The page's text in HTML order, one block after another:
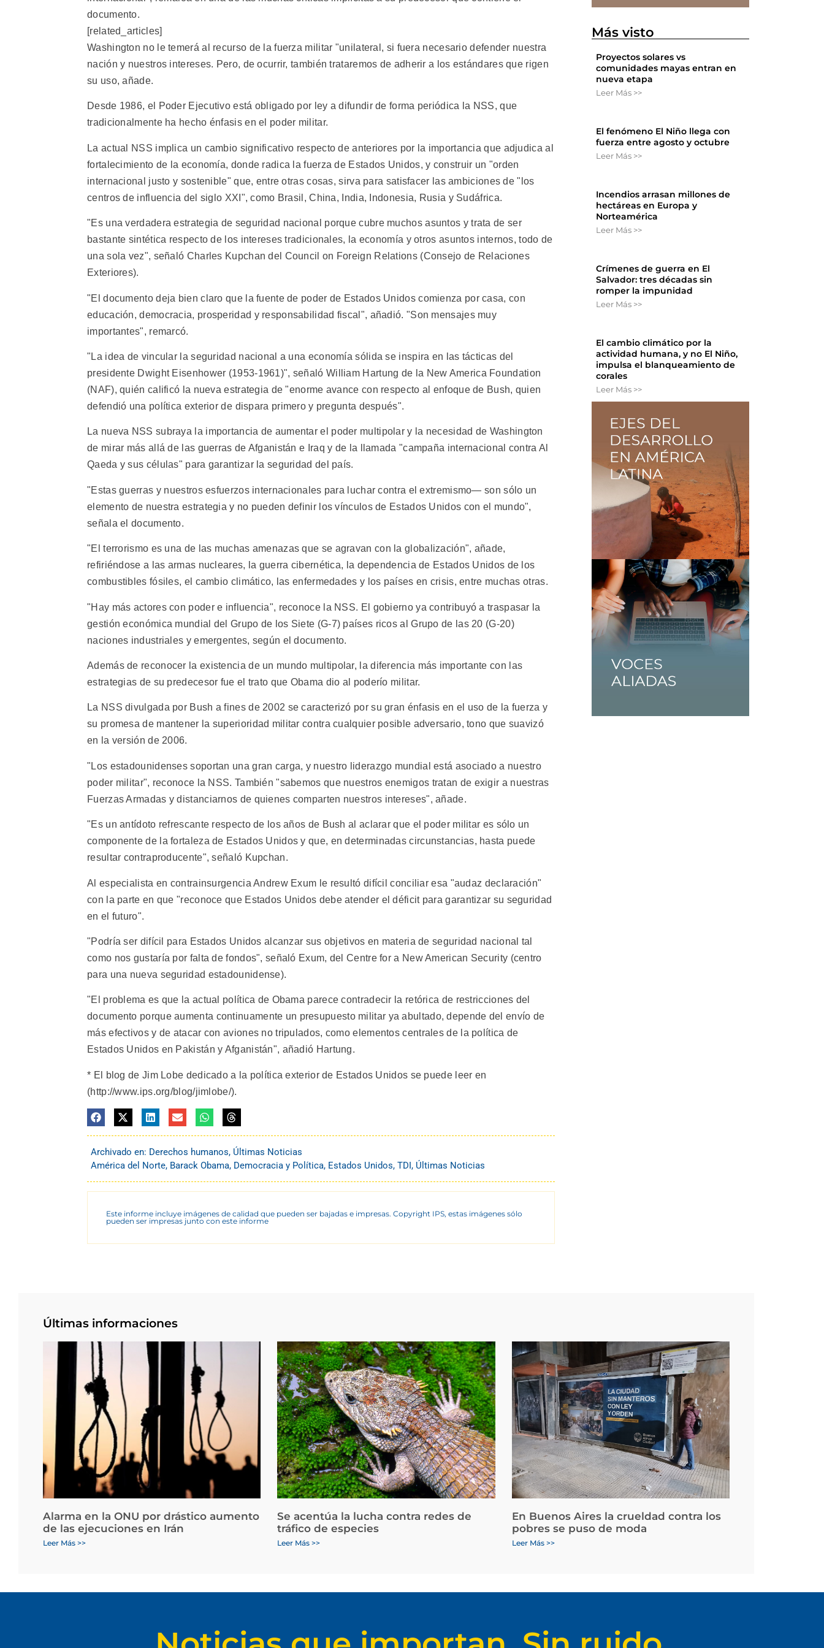
documento.
[related_articles]
Washington no le temerá al recurso de la fuerza militar "unilateral, si fuera necesario defender nuestra
nación y nuestros intereses. Pero, de ocurrir, también trataremos de adherir a los estándares que rigen
su uso, añade.
Desde 1986, el Poder Ejecutivo está obligado por ley a difundir de forma periódica la NSS, que
tradicionalmente ha hecho énfasis en el poder militar.
La actual NSS implica un cambio significativo respecto de anteriores por la importancia que adjudica al
fortalecimiento de la economía, donde radica la fuerza de Estados Unidos, y construir un "orden
internacional justo y sostenible" que, entre otras cosas, sirva para satisfacer las ambiciones de "los
centros de influencia del siglo XXI", como Brasil, China, India, Indonesia, Rusia y Sudáfrica.
"Es una verdadera estrategia de seguridad nacional porque cubre muchos asuntos y trata de ser
bastante sintética respecto de los intereses tradicionales, la economía y otros asuntos internos, todo de
una sola vez", señaló Charles Kupchan del Council on Foreign Relations (Consejo de Relaciones
Exteriores).
"El documento deja bien claro que la fuente de poder de Estados Unidos comienza por casa, con
educación, democracia, prosperidad y responsabilidad fiscal", añadió. "Son mensajes muy
importantes", remarcó.
"La idea de vincular la seguridad nacional a una economía sólida se inspira en las tácticas del
presidente Dwight Eisenhower (1953-1961)", señaló William Hartung de la New America Foundation
(NAF), quién calificó la nueva estrategia de "enorme avance con respecto al enfoque de Bush, quien
defendió una política exterior de dispara primero y pregunta después".
La nueva NSS subraya la importancia de aumentar el poder multipolar y la necesidad de Washington
de mirar más allá de las guerras de Afganistán e Iraq y de la llamada "campaña internacional contra Al
Qaeda y sus células" para garantizar la seguridad del país.
"Estas guerras y nuestros esfuerzos internacionales para luchar contra el extremismo— son sólo un
elemento de nuestra estrategia y no pueden definir los vínculos de Estados Unidos con el mundo",
señala el documento.
"El terrorismo es una de las muchas amenazas que se agravan con la globalización", añade,
refiriéndose a las armas nucleares, la guerra cibernética, la dependencia de Estados Unidos de los
combustibles fósiles, el cambio climático, las enfermedades y los países en crisis, entre muchas otras.
"Hay más actores con poder e influencia", reconoce la NSS. El gobierno ya contribuyó a traspasar la
gestión económica mundial del Grupo de los Siete (G-7) países ricos al Grupo de las 20 (G-20)
naciones industriales y emergentes, según el documento.
Además de reconocer la existencia de un mundo multipolar, la diferencia más importante con las
estrategias de su predecesor fue el trato que Obama dio al poderío militar.
La NSS divulgada por Bush a fines de 2002 se caracterizó por su gran énfasis en el uso de la fuerza y
su promesa de mantener la superioridad militar contra cualquier posible adversario, tono que suavizó
en la versión de 2006.
"Los estadounidenses soportan una gran carga, y nuestro liderazgo mundial está asociado a nuestro
poder militar", reconoce la NSS. También "sabemos que nuestros enemigos tratan de exigir a nuestras
Fuerzas Armadas y distanciarnos de quienes comparten nuestros intereses", añade.
"Es un antídoto refrescante respecto de los años de Bush al aclarar que el poder militar es sólo un
componente de la fortaleza de Estados Unidos y que, en determinadas circunstancias, hasta puede
resultar contraproducente", señaló Kupchan.
Al especialista en contrainsurgencia Andrew Exum le resultó difícil conciliar esa "audaz declaración"
con la parte en que "reconoce que Estados Unidos debe atender el déficit para garantizar su seguridad
en el futuro".
"Podría ser difícil para Estados Unidos alcanzar sus objetivos en materia de seguridad nacional tal
como nos gustaría por falta de fondos", señaló Exum, del Centre for a New American Security (centro
para una nueva seguridad estadounidense).
"El problema es que la actual política de Obama parece contradecir la retórica de restricciones del
documento porque aumenta continuamente un presupuesto militar ya abultado, depende del envío de
más efectivos y de atacar con aviones no tripulados, como elementos centrales de la política de
Estados Unidos en Pakistán y Afganistán", añadió Hartung.
* El blog de Jim Lobe dedicado a la política exterior de Estados Unidos se puede leer en
(http://www.ips.org/blog/jimlobe/).
Archivado en: Derechos humanos, Últimas Noticias
América del Norte, Barack Obama, Democracia y Política, Estados Unidos, TDI , Últimas Noticias
Este informe incluye imágenes de calidad que pueden ser bajadas e impresas. Copyright IPS, estas imágenes sólo
pueden ser impresas junto con este informe
Más visto
Proyectos solares vs
comunidades mayas entran en
nueva etapa
Leer Más >>
El fenómeno El Niño llega con
fuerza entre agosto y octubre
Leer Más >>
Incendios arrasan millones de
hectáreas en Europa y
Norteamérica
Leer Más >>
Crímenes de guerra en El
Salvador: tres décadas sin
romper la impunidad
Leer Más >>
El cambio climático por la
actividad humana, y no El Niño,
impulsa el blanqueamiento de
corales
Leer Más >>
Últimas informaciones
Alarma en la ONU por drástico aumento
de las ejecuciones en Irán
Leer Más >>
Se acentúa la lucha contra redes de
tráfico de especies
Leer Más >>
En Buenos Aires la crueldad contra los
pobres se puso de moda
Leer Más >>